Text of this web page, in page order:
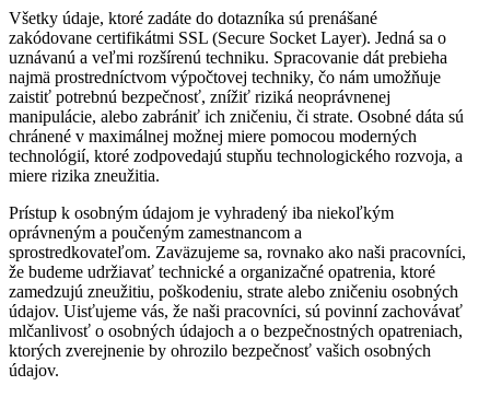
Všetky údaje, ktoré zadáte do dotazníka sú prenášané
zakódovane certifikátmi SSL (Secure Socket Layer). Jedná sa o
uznávanú a veľmi rozšírenú techniku. Spracovanie dát prebieha
najmä prostredníctvom výpočtovej techniky, čo nám umožňuje
zaistiť potrebnú bezpečnosť, znížiť riziká neoprávnenej
manipulácie, alebo zabrániť ich zničeniu, či strate. Osobné dáta sú
chránené v maximálnej možnej miere pomocou moderných
technológií, ktoré zodpovedajú stupňu technologického rozvoja, a
miere rizika zneužitia.
Prístup k osobným údajom je vyhradený iba niekoľkým
oprávneným a poučeným zamestnancom a
sprostredkovateľom. Zaväzujeme sa, rovnako ako naši pracovníci,
že budeme udržiavať technické a organizačné opatrenia, ktoré
zamedzujú zneužitiu, poškodeniu, strate alebo zničeniu osobných
údajov. Uisťujeme vás, že naši pracovníci, sú povinní zachovávať
mlčanlivosť o osobných údajoch a o bezpečnostných opatreniach,
ktorých zverejnenie by ohrozilo bezpečnosť vašich osobných
údajov.